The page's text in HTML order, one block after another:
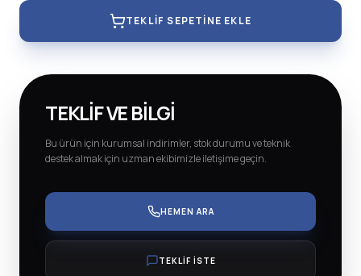
TEKLIF SEPETINE EKLE
TEKLIF VE BILGI
Bu ürün için kurumsal indirimler, stok durumu ve teknik
destek almak için uzman ekibimizle iletişime geçin.
HEMEN ARA
TEKLİF İSTE